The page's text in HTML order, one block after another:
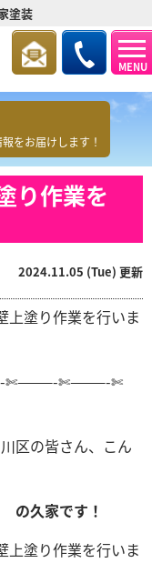
MENU
塗装
をお届けします！
り作業を
2024.11.05 (Tue) 更新
上塗り作業を行いま
✄———-✄
区の皆さん、こん
の久家です！
上塗り作業を行いま